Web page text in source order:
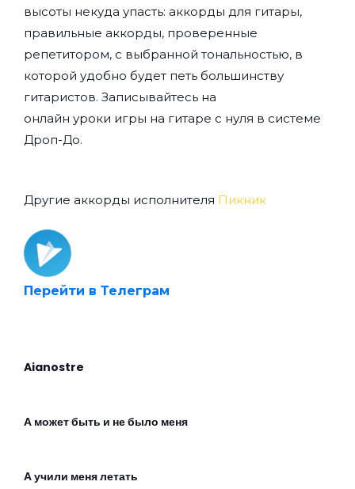
высоты некуда упасть: аккорды для гитары,
правильные аккорды, проверенные
репетитором, с выбранной тональностью, в
которой удобно будет петь большинству
гитаристов. Записывайтесь на
онлайн уроки игры на гитаре с нуля в системе
Дроп-До.
Другие аккорды исполнителя Пикник
Перейти в Телеграм
Aianostre
А может быть и не было меня
А учили меня летать